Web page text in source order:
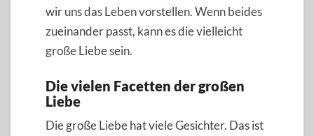
wir uns das Leben vorstellen. Wenn beides
zueinander passt, kann es die vielleicht
große Liebe sein.
Die vielen Facetten der großen
Liebe
Die große Liebe hat viele Gesichter. Das ist